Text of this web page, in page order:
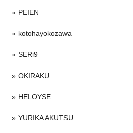
PEIEN
kotohayokozawa
SERi9
OKIRAKU
HELOYSE
YURIKA AKUTSU